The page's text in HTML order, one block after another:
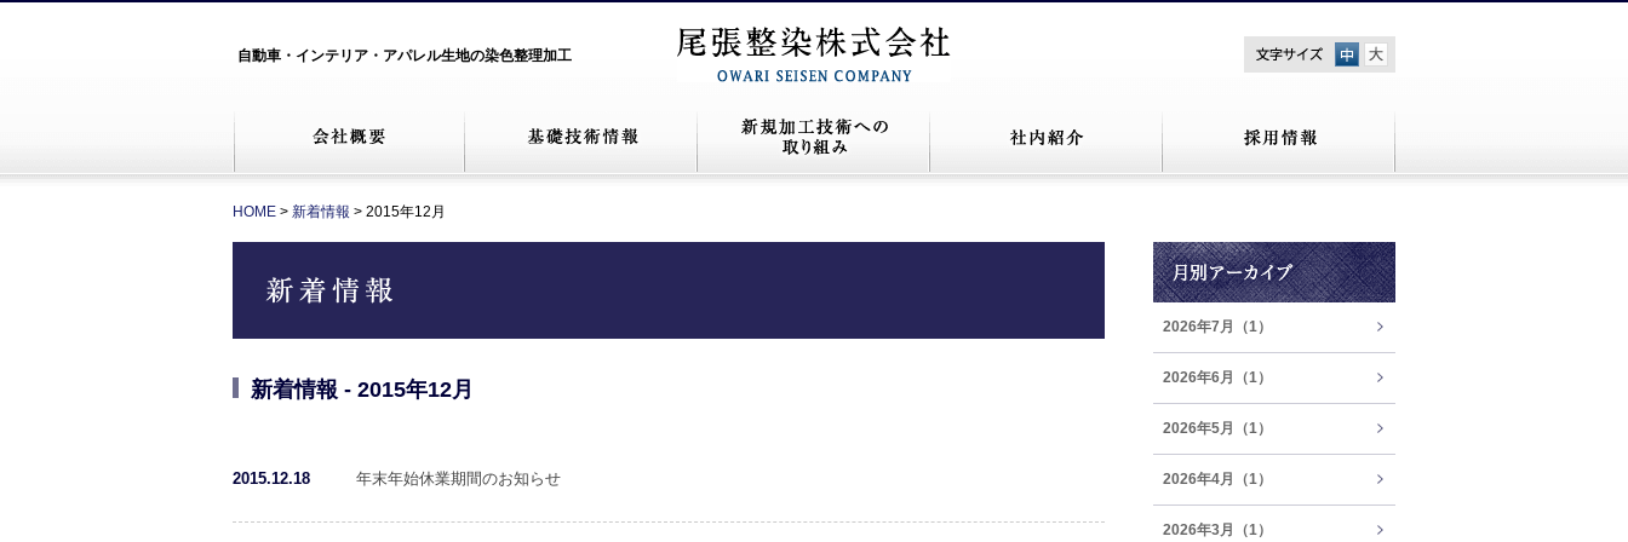
自動車・インテリア・アパレル生地の染色整理加工
中 大
HOME> 新着情報 > 2015年12月
新着情報 - 2015年12月
2015.12.18 年末年始休業期間のお知らせ
2026年7月（1）
2026年6月（1）
2026年5月（1）
2026年4月（1）
2026年3月（1）